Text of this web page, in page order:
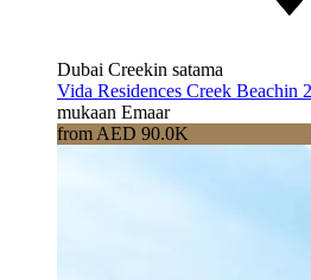
Dubai Creekin satama
Vida Residences Creek Beachin
mukaan Emaar
from AED 90.0K